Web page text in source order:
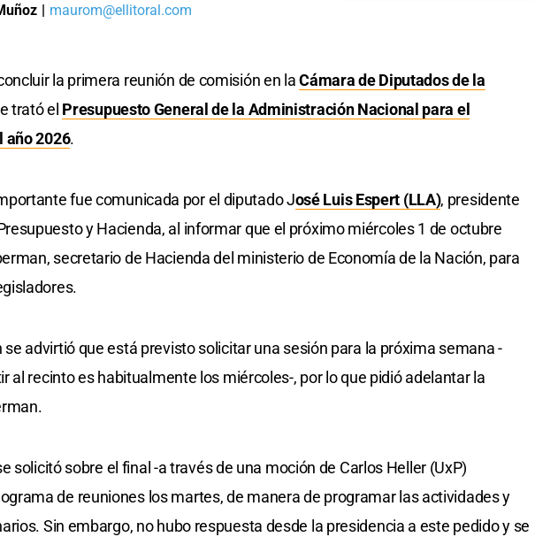
| maurom@ellitoral.com
la primera reunión de comisión en laCámara de Diputados de la
trató el Presupuesto General de la Administración Nacional para el
año 2026.
fue comunicada por el diputado José Luis Espert (LLA), presidente
y Hacienda, al informar que el próximo miércoles 1 de octubre
secretario de Hacienda del ministerio de Economía de la Nación, para
se advirtió que está previsto solicitar una sesión para la próxima semana -
al recinto es habitualmente los miércoles-, por lo que pidió adelantar la
solicitó sobre el final -a través de una moción de Carlos Heller (UxP)
de reuniones los martes, de manera de programar las actividades y
Sin embargo, no hubo respuesta desde la presidencia a este pedido y se